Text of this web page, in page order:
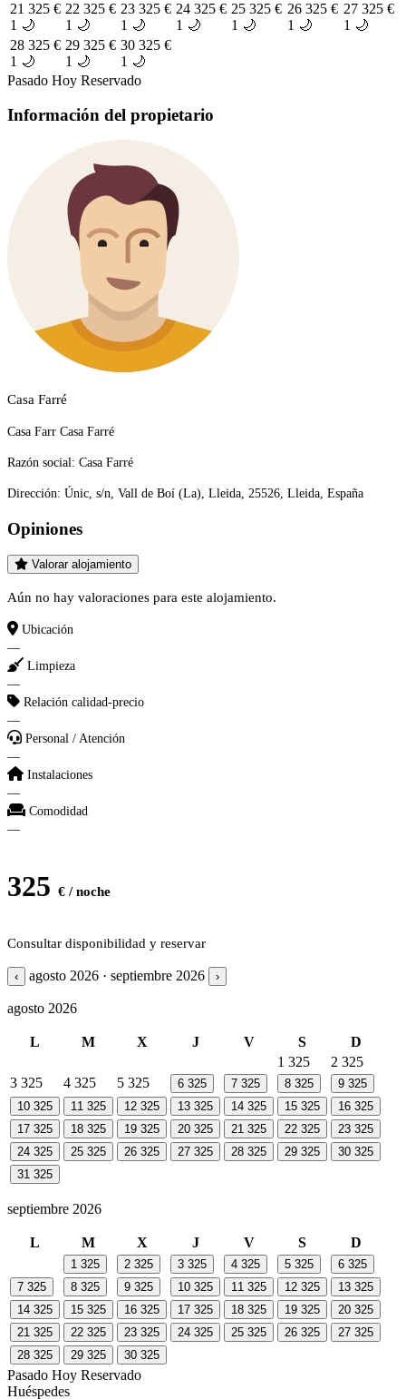
21 325 €
1 🌙
22 325 €
1 🌙
23 325 €
1 🌙
24 325 €
1 🌙
25 325 €
1 🌙
26 325 €
1 🌙
27 325 €
1 🌙
28 325 €
1 🌙
29 325 €
1 🌙
30 325 €
1 🌙
Pasado Hoy Reservado
Información del propietario
Casa Farré
Casa Farr Casa Farré
Razón social: Casa Farré
Dirección: Únic, s/n, Vall de Boí (La), Lleida, 25526, Lleida, España
Opiniones
Valorar alojamiento
Aún no hay valoraciones para este alojamiento.
Ubicación
—
Limpieza
—
Relación calidad-precio
—
Personal / Atención
—
Instalaciones
—
Comodidad
—
325 € / noche
Consultar disponibilidad y reservar
‹ agosto 2026 · septiembre 2026 ›
agosto 2026
L M X J V S
D
1 325 2 325
3 325 4 325 5 325 6 325 7 325 8 325 9 325
10 325 11 325 12 325 13 325 14 325 15 325 16 325
17 325 18 325 19 325 20 325 21 325 22 325 23 325
24 325 25 325 26 325 27 325 28 325 29 325 30 325
31 325
septiembre 2026
L M X J V S D
1 325 2 325 3 325 4 325 5 325 6 325
7 325 8 325 9 325 10 325 11 325 12 325 13 325
14 325 15 325 16 325 17 325 18 325 19 325 20 325
21 325 22 325 23 325 24 325 25 325 26 325 27 325
28 325 29 325 30 325
Pasado Hoy Reservado
Huéspedes